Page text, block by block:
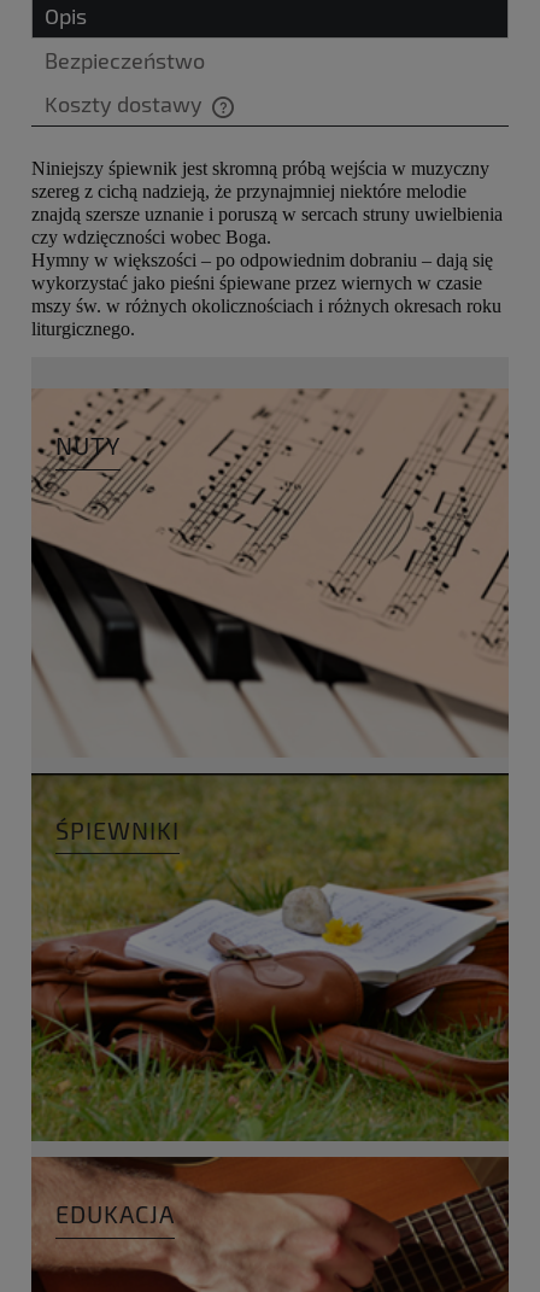
Opis
Bezpieczeństwo
Koszty dostawy
Cena nie zawiera ewentualnych kosztów płatności
Niniejszy śpiewnik jest skromną próbą wejścia w muzyczny
szereg z cichą nadzieją, że przynajmniej niektóre melodie
znajdą szersze uznanie i poruszą w sercach struny uwielbienia
czy wdzięczności wobec Boga.
Hymny w większości – po odpowiednim dobraniu – dają się
wykorzystać jako pieśni śpiewane przez wiernych w czasie
mszy św. w różnych okolicznościach i różnych okresach roku
liturgicznego.
NUTY
ŚPIEWNIKI
EDUKACJA